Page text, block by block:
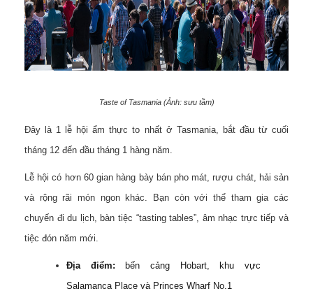
Taste of Tasmania (Ảnh: sưu tầm)
Đây là 1 lễ hội ẩm thực to nhất ở Tasmania, bắt đầu từ cuối
tháng 12 đến đầu tháng 1 hàng năm.
Lễ hội có hơn 60 gian hàng bày bán pho mát, rượu chát, hải sản
và rộng rãi món ngon khác. Bạn còn với thể tham gia các
chuyến đi du lịch, bàn tiệc “tasting tables”, âm nhạc trực tiếp và
tiệc đón năm mới.
Địa điểm:
bến cảng Hobart, khu vực
Salamanca Place và Princes Wharf No.1